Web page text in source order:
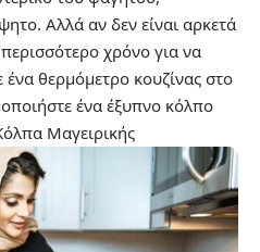
Αλλά αν δεν είναι αρκετά
χρόνο για να
ένα θερμόμετρο κουζίνας στο
ένα έξυπνο κόλπο
Μαγειρικής